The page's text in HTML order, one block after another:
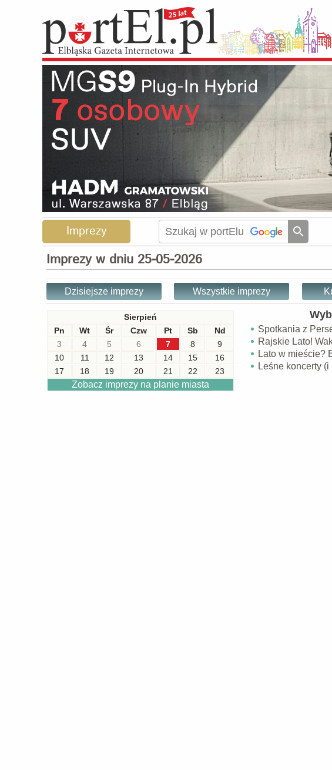
Imprezy
Imprezy w dniu 25-05-2026
Dzisiejsze imprezy Wszystkie imprezy
Spotkania z
Rajskie Lato!
Lato w mieście?
Leśne koncerty
Sierpień
Pn
Wt Śr Czw Pt Sb
Nd
3
4 5 6 7 8
9
10
11 12 13 14 15
16
17
18 19 20 21 22 23
Zobacz imprezy na planie miasta